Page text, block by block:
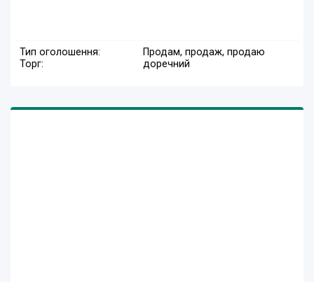
Тип оголошення:
Продам, продаж, продаю
Торг:
доречний